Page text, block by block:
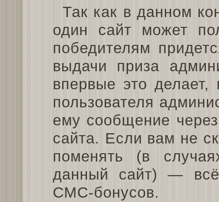
Так как в данном
один сайт может
победителям
выдачи приза
впервые это делает,
пользователя
ему сообщение
сайта. Если вам не
поменять (в
данный сайт) — всё
СМС-бонусов.